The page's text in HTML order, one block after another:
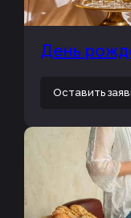
День
Оставить